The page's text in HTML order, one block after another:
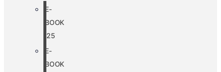
E-
BOOK
’25
E-
BOOK